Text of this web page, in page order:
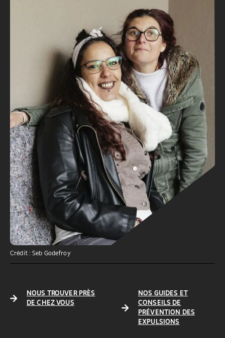
Crédit : Seb Godefroy
NOUS TROUVER PRÈS
DE CHEZ VOUS
NOS GUIDES ET
CONSEILS DE
PRÉVENTION DES
EXPULSIONS